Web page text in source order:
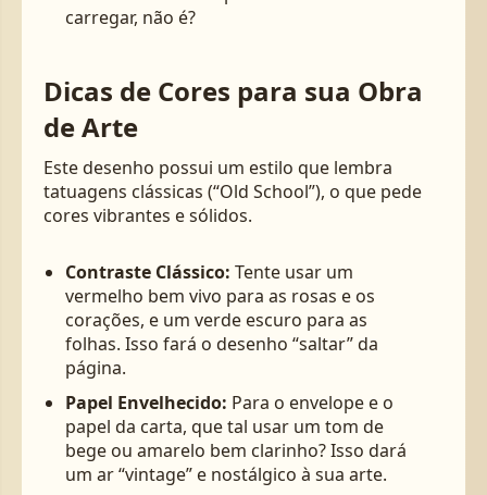
carregar, não é?
Dicas de Cores para sua Obra
de Arte
Este desenho possui um estilo que lembra
tatuagens clássicas (“Old School”), o que pede
cores vibrantes e sólidos.
Contraste Clássico: Tente usar um
vermelho bem vivo para as rosas e os
corações, e um verde escuro para as
folhas. Isso fará o desenho “saltar” da
página.
Papel Envelhecido: Para o envelope e o
papel da carta, que tal usar um tom de
bege ou amarelo bem clarinho? Isso dará
um ar “vintage” e nostálgico à sua arte.